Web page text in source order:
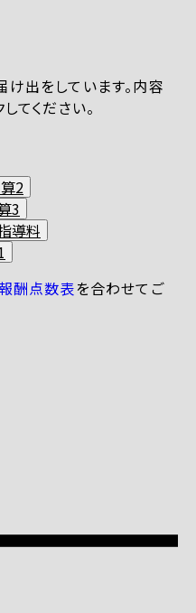
出をしています。内容
てください。
2
3
導料
酬点数表を合わせてご